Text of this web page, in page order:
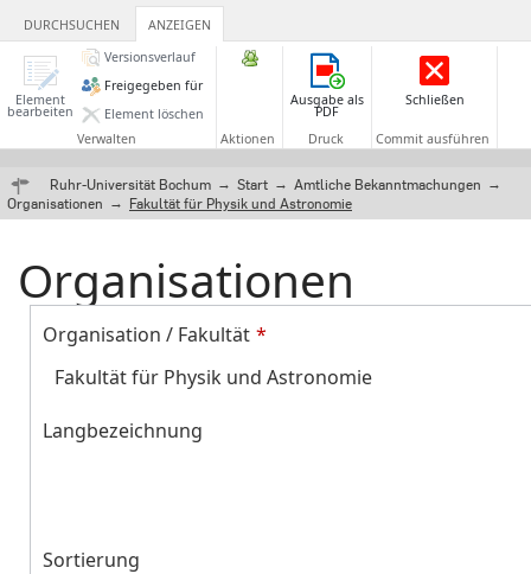
DURCHSUCHEN ANZEIGEN
Element
bearbeiten
Versionsverlauf
Freigegeben für
Element löschen
Verwalten
Aktionen
Ausgabe als
PDF
Druck
Schließen
Commit ausführen
Ruhr-Universität Bochum Start
Amtliche Bekanntmachungen
Organisationen
Fakultät für Physik und Astronomie
Organisationen
Organisation / Fakultät
Fakultät für Physik und Astronomie
Langbezeichnung
Sortierung